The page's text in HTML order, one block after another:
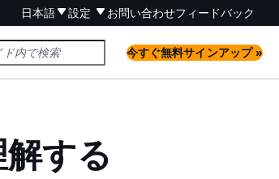
日本語 設定 お問い合わせフィードバック
今すぐ無料サインアップ »
する